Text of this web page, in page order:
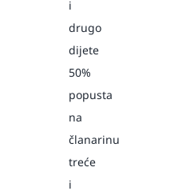
i
drugo
dijete
50%
popusta
na
članarinu
treće
i